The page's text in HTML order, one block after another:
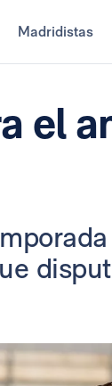
Madridistas
el